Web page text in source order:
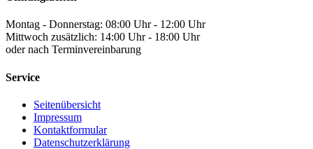
Montag - Donnerstag: 08:00 Uhr - 12:00 Uhr
Mittwoch zusätzlich: 14:00 Uhr - 18:00 Uhr
oder nach Terminvereinbarung
Service
Seitenübersicht
Impressum
Kontaktformular
Datenschutzerklärung